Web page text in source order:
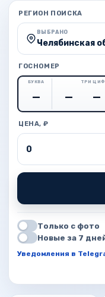
РЕГИОН ПОИСКА
ВЫБРАНО
Челябинская
ГОСНОМЕР
БУКВА ТРИ
ЦЕНА, ₽
Цена от
Только с фото
Новые за 7
Уведомления в